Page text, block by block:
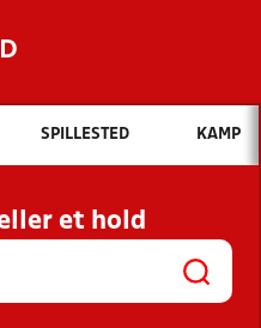
Hvad vil du søge efter?
OG NYHEDER
KLUBBER OG
SPILLESTED KAMP
et hold